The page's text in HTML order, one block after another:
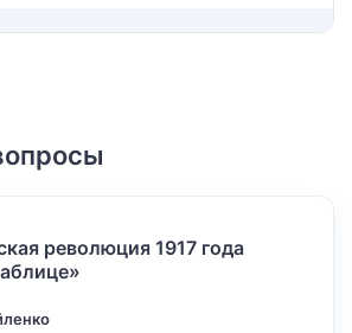
революция 1917 года